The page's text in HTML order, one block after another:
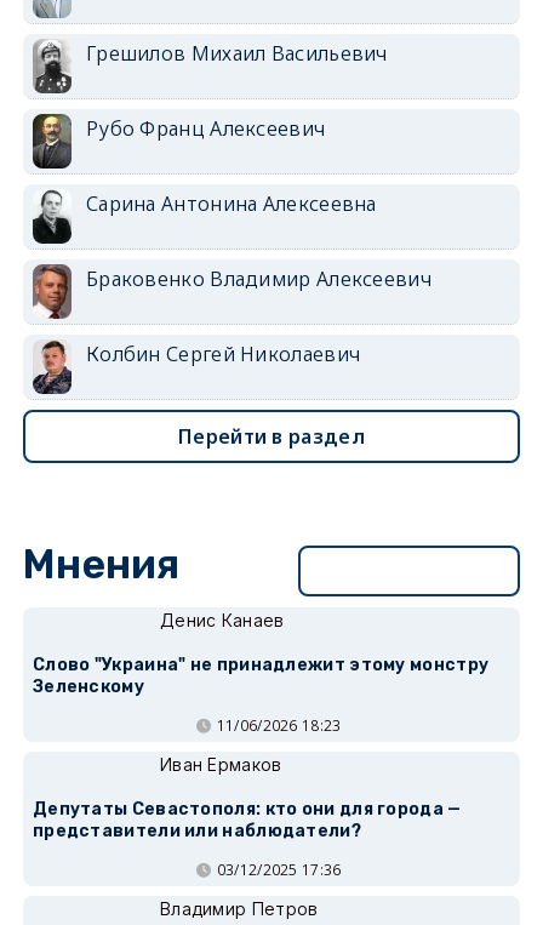
Грешилов Михаил Васильевич
Рубо Франц Алексеевич
Сарина Антонина Алексеевна
Браковенко Владимир Алексеевич
Колбин Сергей Николаевич
Перейти в раздел
Мнения
Денис Канаев
Слово "Украина" не принадлежит этому монстру
Зеленскому
11/06/2026 18:23
Иван Ермаков
Депутаты Севастополя: кто они для города —
представители или наблюдатели?
03/12/2025 17:36
Владимир Петров